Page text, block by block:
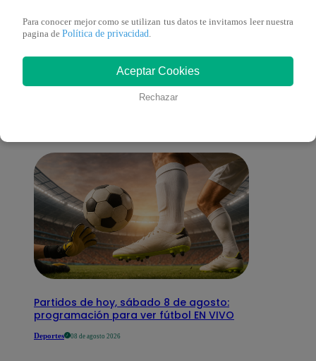
También te puede
interesar
Partidos de hoy, sábado 8 de agosto:
programación para ver fútbol EN VIVO
Deportes 08 de agosto 2026
Para conocer mejor como se utilizan tus datos te invitamos leer nuestra
pagina de Política de privacidad
Aceptar Cookies
Rechazar